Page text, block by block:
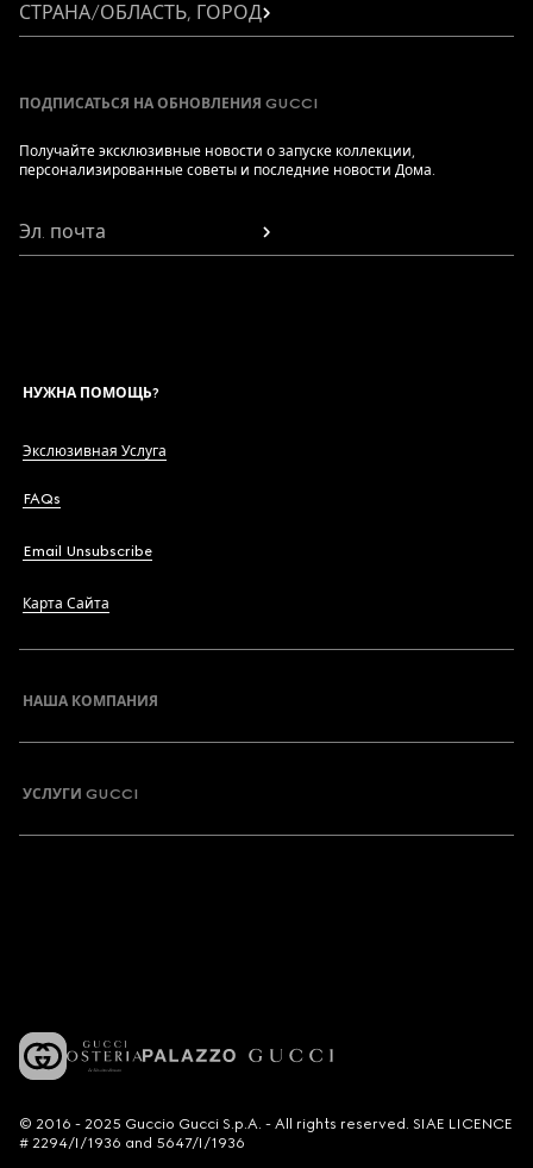
СТРАНА/ОБЛАСТЬ, ГОРОД
ПОДПИСАТЬСЯ НА ОБНОВЛЕНИЯ GUCCI
Получайте эксклюзивные новости о запуске коллекции,
персонализированные советы и последние новости Дома.
Эл. почта
НУЖНА ПОМОЩЬ?
Экслюзивная Услуга
FAQs
Email Unsubscribe
Карта Сайта
НАША КОМПАНИЯ
УСЛУГИ GUCCI
© 2016 - 2025 Guccio Gucci S.p.A. - All rights reserved. SIAE LICENCE
# 2294/I/1936 and 5647/I/1936